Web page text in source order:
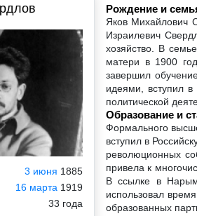
3 июня 1885
16 марта 1919
33 года
Рождение и
Яков Михайлович
Израилевич
хозяйство. В
матери в 1900
завершил
идеями, вступил
политической
Образование и
Формального
вступил в
революционных
привела к
В ссылке в
использовал
образованных